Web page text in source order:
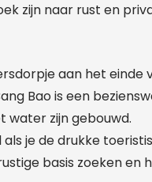
zijn naar rust en
aan het
Bao is een
water zijn gebouwd.
als je de drukke
basis zoeken en